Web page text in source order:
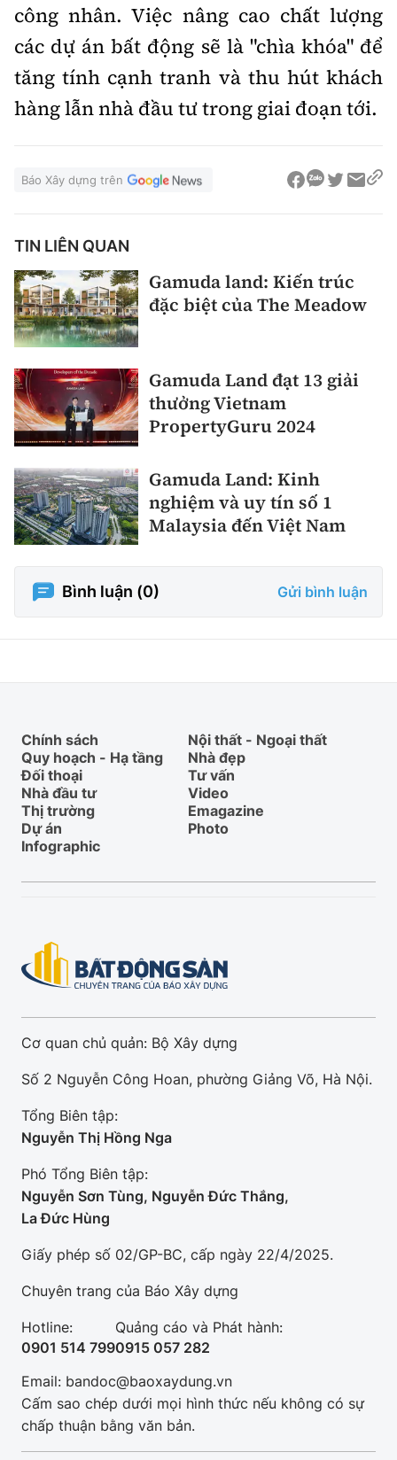
công nhân. Việc nâng cao chất lượng
các dự án bất động sẽ là "chìa khóa" để
tăng tính cạnh tranh và thu hút khách
hàng lẫn nhà đầu tư trong giai đoạn tới.
Báo Xây dựng trên
TIN LIÊN QUAN
Gamuda land: Kiến trúc
đặc biệt của The Meadow
Gamuda Land đạt 13 giải
thưởng Vietnam
PropertyGuru 2024
Gamuda Land: Kinh
nghiệm và uy tín số 1
Malaysia đến Việt Nam
Bình luận (0) Gửi bình luận
Chính sách
Nội thất - Ngoại thất
Quy hoạch - Hạ tầng
Nhà đẹp
Đối thoại
Tư vấn
Nhà đầu tư
Video
Thị trường
Emagazine
Dự án
Photo
Infographic
Cơ quan chủ quản: Bộ Xây dựng
Số 2 Nguyễn Công Hoan, phường Giảng Võ, Hà Nội.
Tổng Biên tập:
Nguyễn Thị Hồng Nga
Phó Tổng Biên tập:
Nguyễn Sơn Tùng, Nguyễn Đức Thắng,
La Đức Hùng
Giấy phép số 02/GP-BC, cấp ngày 22/4/2025.
Chuyên trang của Báo Xây dựng
Hotline:
0901 514 799
Quảng cáo và Phát hành:
0915 057 282
Email: bandoc@baoxaydung.vn
Cấm sao chép dưới mọi hình thức nếu không có sự
chấp thuận bằng văn bản.